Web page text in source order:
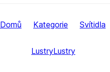
Domů Kategorie Svítidla
LustryLustry